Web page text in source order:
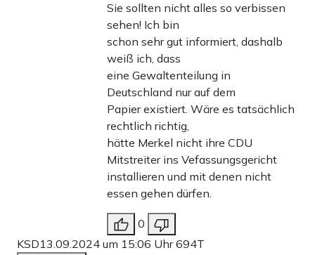
Sie sollten nicht alles so verbissen
sehen! Ich bin
schon sehr gut informiert, dashalb
weiß ich, dass
eine Gewaltenteilung in
Deutschland nur auf dem
Papier existiert. Wäre es tatsächlich
rechtlich richtig,
hätte Merkel nicht ihre CDU
Mitstreiter ins Vefassungsgericht
installieren und mit denen nicht
essen gehen dürfen.
0
KSD13.09.2024 um 15:06 Uhr694T